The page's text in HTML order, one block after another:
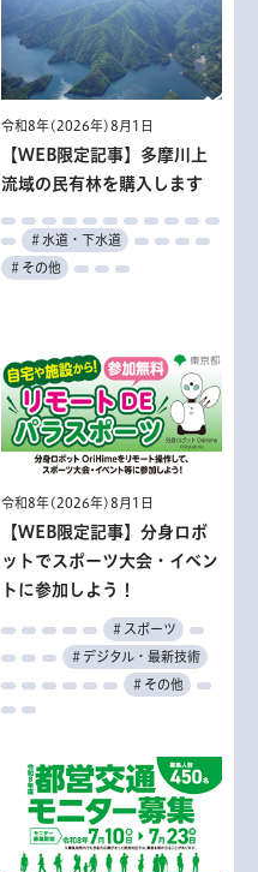
令和8年(2026年)8月1日
【WEB限定記事】多摩川上
流域の民有林を購入します
＃水道・下水道
＃その他
令和8年(2026年)8月1日
【WEB限定記事】分身ロボ
ットでスポーツ大会・イベン
トに参加しよう！
＃スポーツ
＃デジタル・最新技術
＃その他